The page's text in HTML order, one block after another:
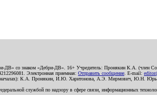
ДВ» со знаком «Дебри-ДВ». 16+ Учредитель: Пронякин К.А.
Электронная приемная: Отправить сообщение . E-mail:
началах): К.А. Пронякин, И.Ю. Харитонова, А.Э. Мирмович,
службой по надзору в сфере связи, информационных